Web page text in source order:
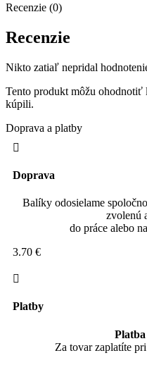
Recenzie (0)
Recenzie
Nikto zatiaľ nepridal
Tento produkt môžu ohodnotiť
kúpili.
Doprava a platby
Doprava
Balíky odosielame
zvolenú
do práce alebo
3.70 €
Platby
Za tovar zaplatíte